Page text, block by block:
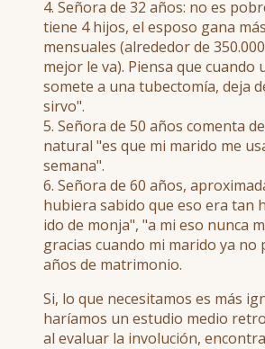
4. Señora de 32 años: no es
tiene 4 hijos, el esposo gana
mensuales (alrededor de
mejor le va). Piensa que cuando
somete a una tubectomía, deja
sirvo".
5. Señora de 50 años comenta
natural "es que mi marido me
semana".
6. Señora de 60 años,
hubiera sabido que eso era tan
ido de monja", "a mi eso nunca
gracias cuando mi marido ya no
años de matrimonio.
Si, lo que necesitamos es más
haríamos un estudio medio
al evaluar la involución,